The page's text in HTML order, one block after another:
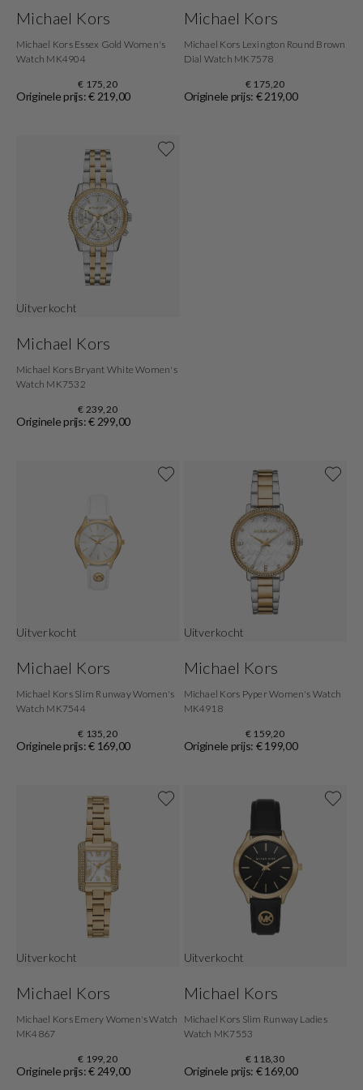
Michael Kors
Michael Kors Essex Gold Women's
Watch MK4904
€ 175,20
Originele prijs: € 219,00
Michael Kors
Michael Kors Lexington Round Brown
Dial Watch MK7578
€ 175,20
Originele prijs: € 219,00
Uitverkocht
Michael Kors
Michael Kors Bryant White Women's
Watch MK7532
€ 239,20
Originele prijs: € 299,00
Uitverkocht
Michael Kors
Michael Kors Slim Runway Women's
Watch MK7544
€ 135,20
Originele prijs: € 169,00
Uitverkocht
Michael Kors
Michael Kors Pyper Women's Watch
MK4918
€ 159,20
Originele prijs: € 199,00
Uitverkocht
Michael Kors
Michael Kors Emery Women's Watch
MK4867
€ 199,20
Originele prijs: € 249,00
Uitverkocht
Michael Kors
Michael Kors Slim Runway Ladies
Watch MK7553
€ 118,30
Originele prijs: € 169,00